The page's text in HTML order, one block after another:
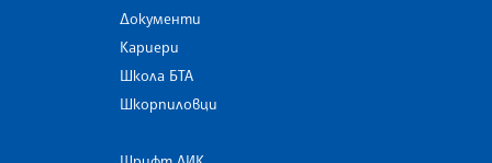
Документи
Кариери
Школа БТА
Шкорпиловци